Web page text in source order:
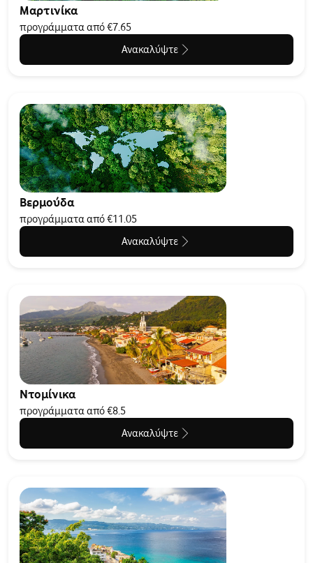
Μαρτινίκα
προγράμματα από €7.65
Ανακαλύψτε
Βερμούδα
προγράμματα από €11.05
Ανακαλύψτε
Ντομίνικα
προγράμματα από €8.5
Ανακαλύψτε